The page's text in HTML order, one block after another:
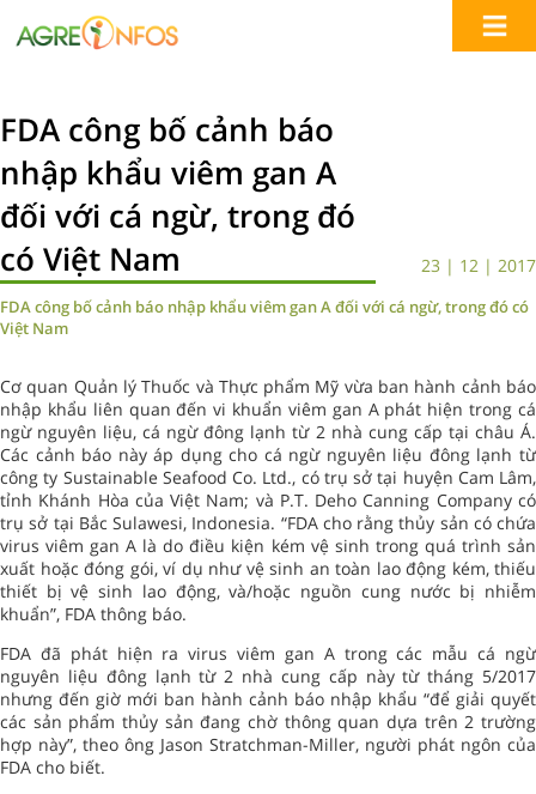
FDA công bố cảnh báo
nhập khẩu viêm gan A
đối với cá ngừ, trong đó
có Việt Nam
23 | 12 | 2017
FDA công bố cảnh báo nhập khẩu viêm gan A đối với cá ngừ, trong đó có
Việt Nam
Cơ quan Quản lý Thuốc và Thực phẩm Mỹ vừa ban hành cảnh báo
nhập khẩu liên quan đến vi khuẩn viêm gan A phát hiện trong cá
ngừ nguyên liệu, cá ngừ đông lạnh từ 2 nhà cung cấp tại châu Á.
Các cảnh báo này áp dụng cho cá ngừ nguyên liệu đông lạnh từ
công ty Sustainable Seafood Co. Ltd., có trụ sở tại huyện Cam Lâm,
tỉnh Khánh Hòa của Việt Nam; và P.T. Deho Canning Company có
trụ sở tại Bắc Sulawesi, Indonesia. “FDA cho rằng thủy sản có chứa
virus viêm gan A là do điều kiện kém vệ sinh trong quá trình sản
xuất hoặc đóng gói, ví dụ như vệ sinh an toàn lao động kém, thiếu
thiết bị vệ sinh lao động, và/hoặc nguồn cung nước bị nhiễm
khuẩn”, FDA thông báo.
FDA đã phát hiện ra virus viêm gan A trong các mẫu cá ngừ
nguyên liệu đông lạnh từ 2 nhà cung cấp này từ tháng 5/2017
nhưng đến giờ mới ban hành cảnh báo nhập khẩu “để giải quyết
các sản phẩm thủy sản đang chờ thông quan dựa trên 2 trường
hợp này”, theo ông Jason Stratchman-Miller, người phát ngôn của
FDA cho biết.